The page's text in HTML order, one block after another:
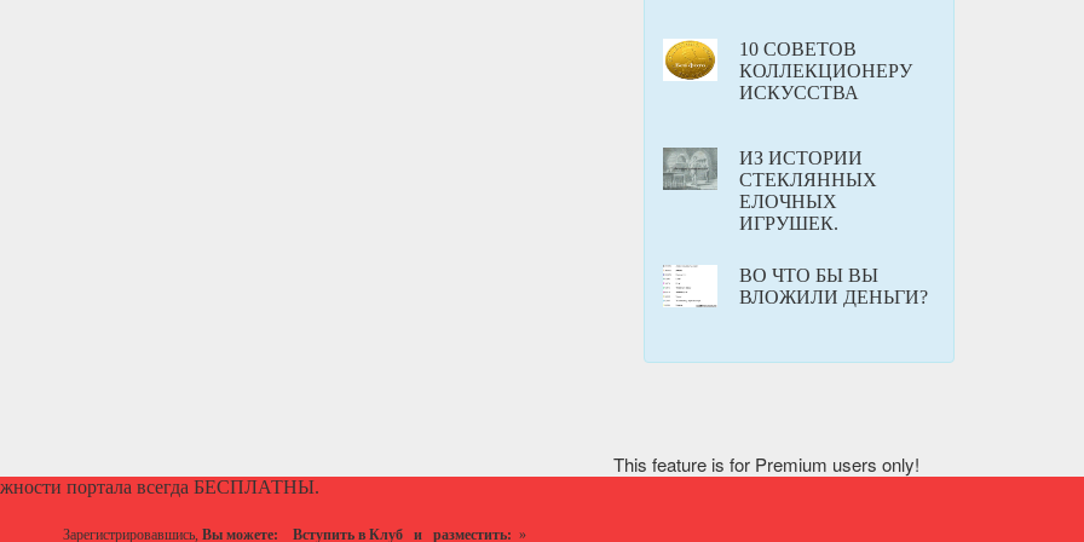
10 СОВЕТОВ
КОЛЛЕКЦИОНЕРУ
ИСКУССТВА
ИЗ ИСТОРИИ
СТЕКЛЯННЫХ
ЕЛОЧНЫХ
ИГРУШЕК.
ВО ЧТО БЫ ВЫ
ВЛОЖИЛИ ДЕНЬГИ?
This feature is for Premium users only!
портала всегда БЕСПЛАТНЫ.
Зарегистрировавшись, Вы можете: Вступить в Клуб и разместить: »